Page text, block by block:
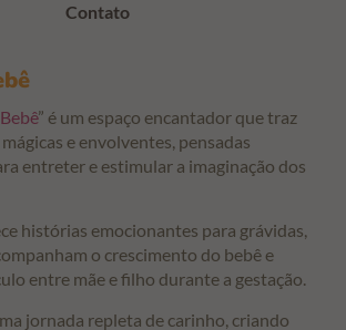
” é um espaço encantador que traz
e envolventes, pensadas
entreter e estimular a imaginação dos
histórias emocionantes para grávidas,
o crescimento do bebê e
entre mãe e filho durante a gestação.
jornada repleta de carinho, criando
Contato